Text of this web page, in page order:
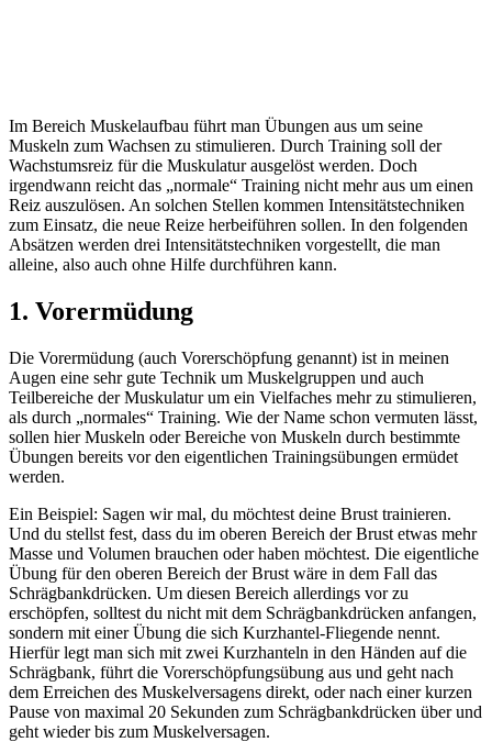
Im Bereich Muskelaufbau führt man Übungen aus um seine
Muskeln zum Wachsen zu stimulieren. Durch Training soll der
Wachstumsreiz für die Muskulatur ausgelöst werden. Doch
irgendwann reicht das „normale“ Training nicht mehr aus um einen
Reiz auszulösen. An solchen Stellen kommen Intensitätstechniken
zum Einsatz, die neue Reize herbeiführen sollen. In den folgenden
Absätzen werden drei Intensitätstechniken vorgestellt, die man
alleine, also auch ohne Hilfe durchführen kann.
1. Vorermüdung
Die Vorermüdung (auch Vorerschöpfung genannt) ist in meinen
Augen eine sehr gute Technik um Muskelgruppen und auch
Teilbereiche der Muskulatur um ein Vielfaches mehr zu stimulieren,
als durch „normales“ Training. Wie der Name schon vermuten lässt,
sollen hier Muskeln oder Bereiche von Muskeln durch bestimmte
Übungen bereits vor den eigentlichen Trainingsübungen ermüdet
werden.
Ein Beispiel: Sagen wir mal, du möchtest deine Brust trainieren.
Und du stellst fest, dass du im oberen Bereich der Brust etwas mehr
Masse und Volumen brauchen oder haben möchtest. Die eigentliche
Übung für den oberen Bereich der Brust wäre in dem Fall das
Schrägbankdrücken. Um diesen Bereich allerdings vor zu
erschöpfen, solltest du nicht mit dem Schrägbankdrücken anfangen,
sondern mit einer Übung die sich Kurzhantel-Fliegende nennt.
Hierfür legt man sich mit zwei Kurzhanteln in den Händen auf die
Schrägbank, führt die Vorerschöpfungsübung aus und geht nach
dem Erreichen des Muskelversagens direkt, oder nach einer kurzen
Pause von maximal 20 Sekunden zum Schrägbankdrücken über und
geht wieder bis zum Muskelversagen.